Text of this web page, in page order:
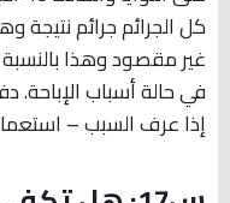
كل الجرائم جرائم
غير مقصود وهذا
في حالة أسباب
إذا عرف السبب –